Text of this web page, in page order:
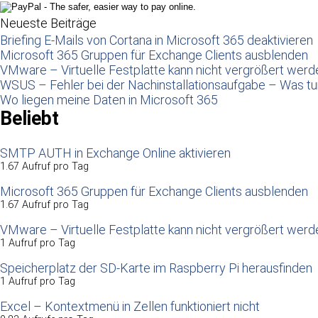
Neueste Beiträge
Briefing E-Mails von Cortana in Microsoft 365 deaktivieren
Microsoft 365 Gruppen für Exchange Clients ausblenden
VMware – Virtuelle Festplatte kann nicht vergrößert
WSUS – Fehler bei der Nachinstallationsaufgabe – Was
Wo liegen meine Daten in Microsoft 365
Beliebt
SMTP AUTH in Exchange Online aktivieren
1.67 Aufruf pro Tag
Microsoft 365 Gruppen für Exchange Clients ausblenden
1.67 Aufruf pro Tag
VMware – Virtuelle Festplatte kann nicht vergrößert
1 Aufruf pro Tag
Speicherplatz der SD-Karte im Raspberry Pi herausfinden
1 Aufruf pro Tag
Excel – Kontextmenü in Zellen funktioniert nicht